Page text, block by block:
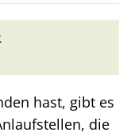
hast, gibt es
die